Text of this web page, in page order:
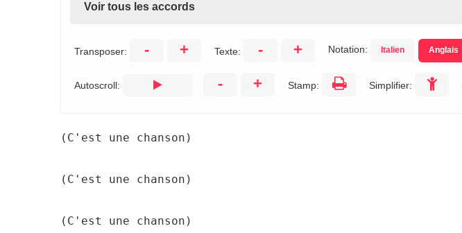
Voir tous les accords
Transposer: - + Texte: - + Notation: Italien Anglais
Autoscroll: - + Stamp: Simplifier:
(C'est une chanson)
(C'est une chanson)
(C'est une chanson)